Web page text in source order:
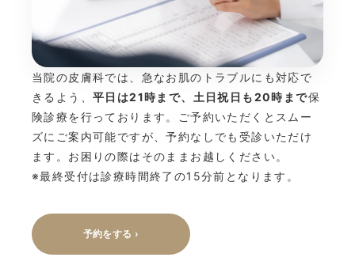
当院の皮膚科では、急なお肌のトラブルにも対応で
きるよう、 平日は21時まで、土日祝日も20時まで保
険診療を行っております。ご予約いただくとスムー
ズにご案内可能ですが、予約なしでも受診いただけ
ます。お困りの際はそのままお越しください。
※最終受付は診療時間終了の15分前となります。
予約をする ›